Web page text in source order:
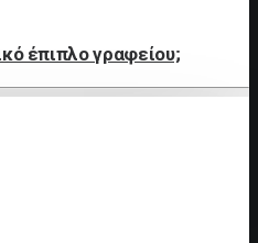
έπιπλο γραφείου;